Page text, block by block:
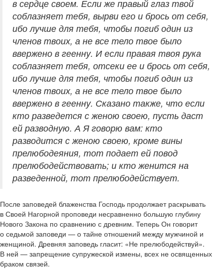
в сердце своем. Если же правый глаз твой
соблазняет тебя, вырви его и брось от себя,
ибо лучше для тебя, чтобы погиб один из
членов твоих, а не все тело твое было
ввержено в геенну. И если правая твоя рука
соблазняет тебя, отсеки ее и брось от себя,
ибо лучше для тебя, чтобы погиб один из
членов твоих, а не все тело твое было
ввержено в геенну. Сказано также, что если
кто разведется с женою своею, пусть даст
ей разводную. А Я говорю вам: кто
разводится с женою своею, кроме вины
прелюбодеяния, тот подает ей повод
прелюбодействовать; и кто женится на
разведенной, тот прелюбодействует.
После заповедей блаженства Господь продолжает раскрывать
в Своей Нагорной проповеди несравненно большую глубину
Нового Закона по сравнению с древним. Теперь Он говорит
о седьмой заповеди — о тайне отношений между мужчиной и
женщиной. Древняя заповедь гласит: «Не прелюбодействуй».
В ней — запрещение супружеской измены, всех не освященных
браком связей.